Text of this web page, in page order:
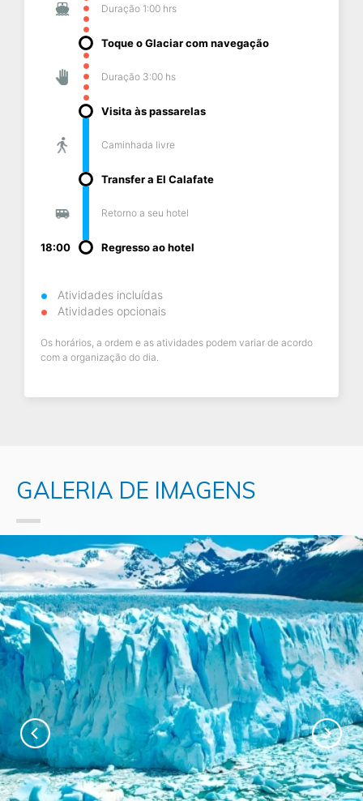
Duração 1:00 hrs
Toque o Glaciar com navegação
Duração 3:00 hs
Visita às passarelas
Caminhada livre
Transfer a El Calafate
Retorno a seu hotel
18:00 Regresso ao hotel
Atividades incluídas
Atividades opcionais
Os horários, a ordem e as atividades podem variar de acordo
com a organização do dia.
GALERIA DE IMAGENS